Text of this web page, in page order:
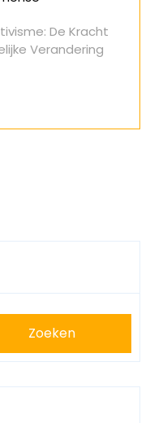
De Kracht
Verandering
Zoeken